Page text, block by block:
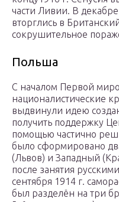
части Ливии. В
вторглись в
сокрушительное
Польша
С началом Первой
националистические
выдвинули идею
получить поддержку
помощью частично
было сформировано
(Львов) и Западный
после занятия
сентября 1914 г.
был разделён на три